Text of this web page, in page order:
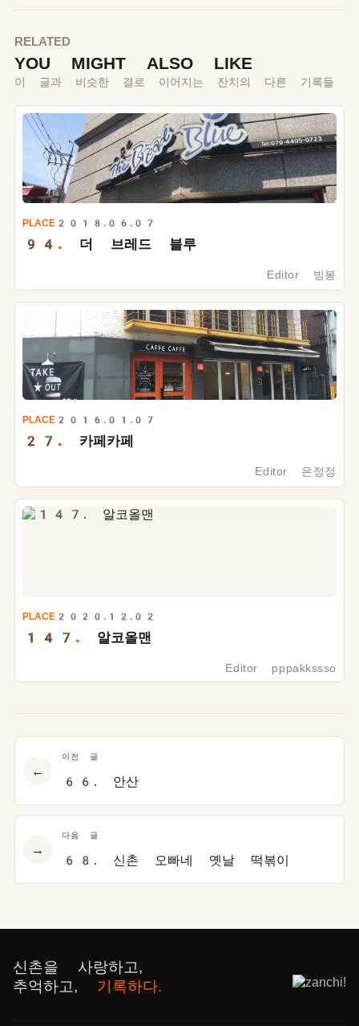
RELATED
YOU MIGHT ALSO LIKE
이 글과 비슷한 결로 이어지는 잔치의 다른 기록들
PLACE 2018.06.07
94. 더 브레드 블루
Editor 빙봉
PLACE 2016.01.07
27. 카페카페
Editor 은정정
PLACE 2020.12.02
147. 알코올맨
Editor pppakkssso
←
이전 글
66. 안산
다음 글
68. 신촌 오빠네 옛날 떡볶이
→
신촌을 사랑하고,
추억하고, 기록하다.